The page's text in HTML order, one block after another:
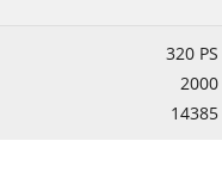
320 PS
2000
14385